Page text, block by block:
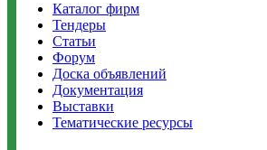
Каталог фирм
Тендеры
Статьи
Форум
Доска объявлений
Документация
Выставки
Тематические ресурсы